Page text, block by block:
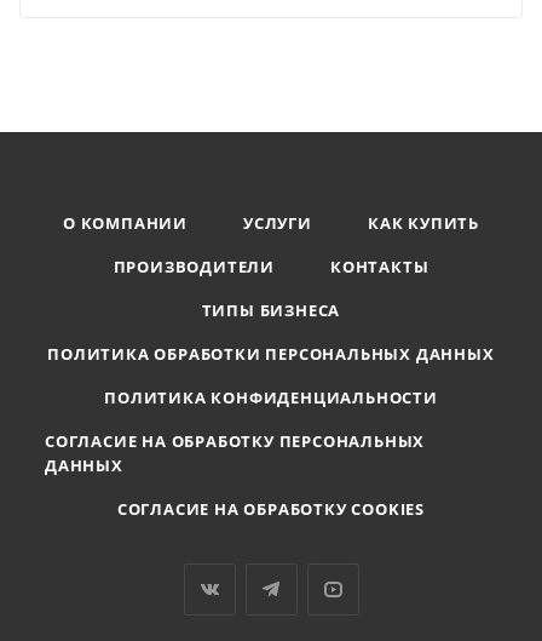
О КОМПАНИИ УСЛУГИ
КАК КУПИТЬ
ПРОИЗВОДИТЕЛИ
КОНТАКТЫ
ТИПЫ БИЗНЕСА
ПОЛИТИКА ОБРАБОТКИ ПЕРСОНАЛЬНЫХ ДАННЫХ
ПОЛИТИКА КОНФИДЕНЦИАЛЬНОСТИ
СОГЛАСИЕ НА ОБРАБОТКУ ПЕРСОНАЛЬНЫХ
ДАННЫХ
СОГЛАСИЕ НА ОБРАБОТКУ COOKIES